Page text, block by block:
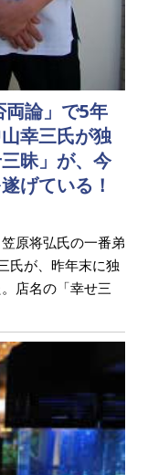
両論」で5年
幸三氏が独
昧」が、今
げている！
原将弘氏の一番弟
氏が、昨年末に独
店名の「幸せ三